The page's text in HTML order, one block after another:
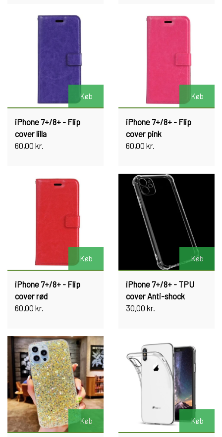
Køb
iPhone 7+/8+ - Flip
cover lilla
60,00 kr.
Køb
iPhone 7+/8+ - Flip
cover pink
60,00 kr.
Køb
iPhone 7+/8+ - Flip
cover rød
60,00 kr.
Køb
iPhone 7+/8+ - TPU
cover Anti-shock
30,00 kr.
Køb Køb